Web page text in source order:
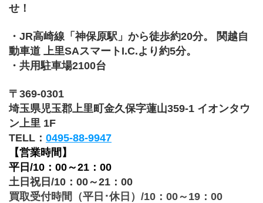
せ！
・JR高崎線「神保原駅」から徒歩約20分。 関越自
動車道 上里SAスマートI.C.より約5分。
・ 共用駐車場2100台
〒369-0301
埼玉県児玉郡上里町金久保字蓮山359-1 イオンタウ
ン上里 1F
TELL： 0495-88-9947
【営業時間】
平日/10：00～21：00
土日祝日/10：00～21：00
買取受付時間（平日･休日）/10：00～19：00